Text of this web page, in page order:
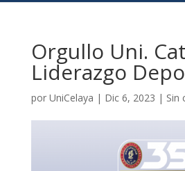
Orgullo Uni.
Liderazgo
por UniCelaya | Dic 6, 2023 | Sin